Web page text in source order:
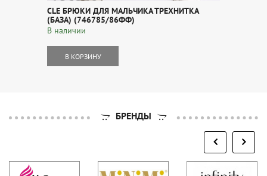
CLE БРЮКИ ДЛЯ МАЛЬЧИКА ТРЕХНИТКА
(БАЗА) (746785/86ФФ)
В наличии
В КОРЗИНУ
БРЕНДЫ